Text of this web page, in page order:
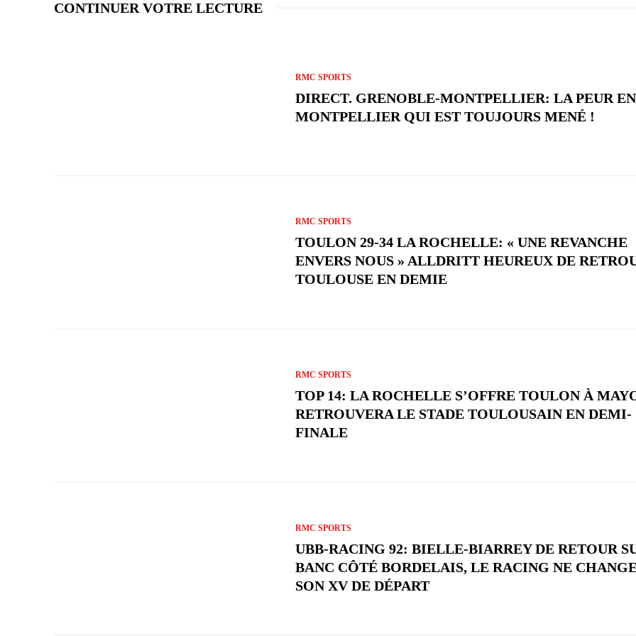
CONTINUER VOTRE LECTURE
RMC SPORTS
DIRECT. GRENOBLE-MONTPELLIER: LA PEUR
MONTPELLIER QUI EST TOUJOURS MENÉ !
RMC SPORTS
TOULON 29-34 LA ROCHELLE: « UNE REVANCHE
ENVERS NOUS » ALLDRITT HEUREUX DE
TOULOUSE EN DEMIE
RMC SPORTS
TOP 14: LA ROCHELLE S’OFFRE TOULON À
RETROUVERA LE STADE TOULOUSAIN EN DEMI-
FINALE
RMC SPORTS
UBB-RACING 92: BIELLE-BIARREY DE RETOUR
BANC CÔTÉ BORDELAIS, LE RACING NE
SON XV DE DÉPART